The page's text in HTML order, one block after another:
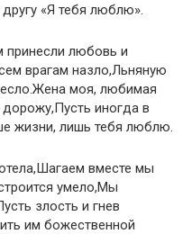
«Я тебя люблю».
принесли любовь и
врагам назло,Льняную
моя, любимая
иногда в
жизни, лишь тебя люблю.
вместе мы
умело,Мы
злость и гнев
им божественной